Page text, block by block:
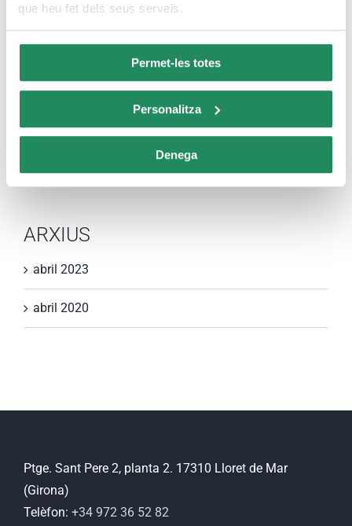
que heu fet dels seus serveis.
Permet-les totes
Personalitza
Denega
Gremi d'Hostaleria de Lloret de Mar ha sido beneficiaria del FSE, cuyo objetivo es promover la
sostenibilidad y la calidad en el empleo, y gracias al que ha procedido a la contratación de
de desempleo juvenil en España a través del fomento de la contratación (07/10/2019). Para ello
ARXIUS
abril 2023
abril 2020
Ptge. Sant Pere 2, planta 2. 17310 Lloret de Mar
(Girona)
Telèfon: +34 972 36 52 82